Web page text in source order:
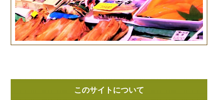
このサイトについて